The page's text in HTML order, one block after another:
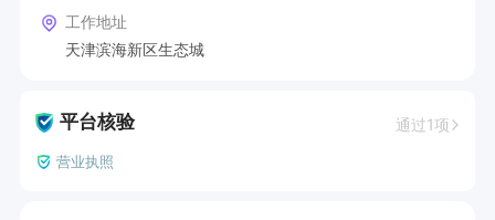
工作地址
天津滨海新区生态城
平台核验 通过1项
营业执照